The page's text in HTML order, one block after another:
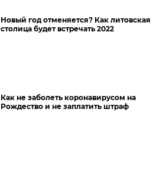
Новый год отменяется? Как литовская
столица будет встречать 2022
Как не заболеть коронавирусом на
Рождество и не заплатить штраф